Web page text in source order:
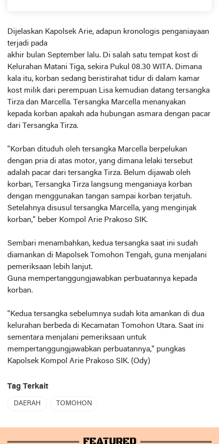
Dijelaskan Kapolsek Arie, adapun kronologis penganiayaan
terjadi pada
akhir bulan September lalu. Di salah satu tempat kost di
Kelurahan Matani Tiga, sekira Pukul 08.30 WITA. Dimana
kala itu, korban sedang beristirahat tidur di dalam kamar
kost milik dari perempuan Lisa kemudian datang tersangka
Tirza dan Marcella. Tersangka Marcella menanyakan
kepada korban apakah ada hubungan asmara dengan pacar
dari Tersangka Tirza.
"Korban dituduh oleh tersangka Marcella berpelukan
dengan pria di atas motor, yang dimana lelaki tersebut
adalah pacar dari tersangka Tirza. Belum dijawab oleh
korban, Tersangka Tirza langsung menganiaya korban
dengan menggunakan tangan sampai korban terjatuh.
Setelahnya disusul tersangka Marcella, yang menginjak
korban," beber Kompol Arie Prakoso SIK.
Sembari menambahkan, kedua tersangka saat ini sudah
diamankan di Mapolsek Tomohon Tengah, guna menjalani
pemeriksaan lebih lanjut.
Guna mempertanggungjawabkan perbuatannya kepada
korban.
"Kedua tersangka sebelumnya sudah kita amankan di dua
kelurahan berbeda di Kecamatan Tomohon Utara. Saat ini
sementara menjalani pemeriksaan untuk
mempertanggungjawabkan perbuatannya," pungkas
Kapolsek Kompol Arie Prakoso SIK. (Ody)
Tag Terkait
DAERAH TOMOHON